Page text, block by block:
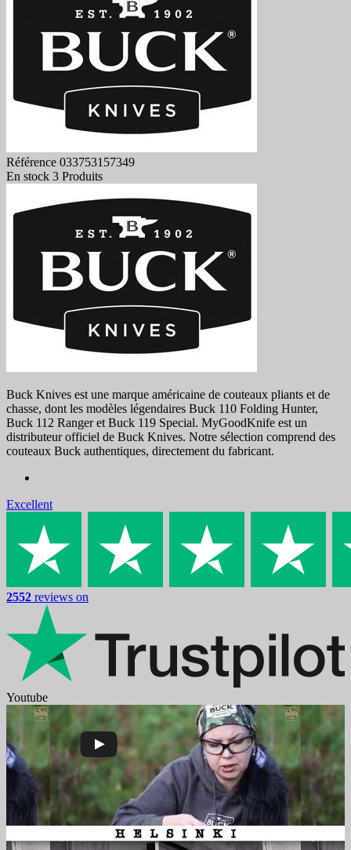
Référence 033753157349
En stock 3 Produits
Buck Knives est une marque américaine de couteaux pliants et de
chasse, dont les modèles légendaires Buck 110 Folding Hunter,
Buck 112 Ranger et Buck 119 Special. MyGoodKnife est un
distributeur officiel de Buck Knives. Notre sélection comprend des
couteaux Buck authentiques, directement du fabricant.
Excellent
2552 reviews on
Youtube